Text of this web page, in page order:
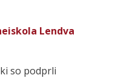
Lendva
so podprli